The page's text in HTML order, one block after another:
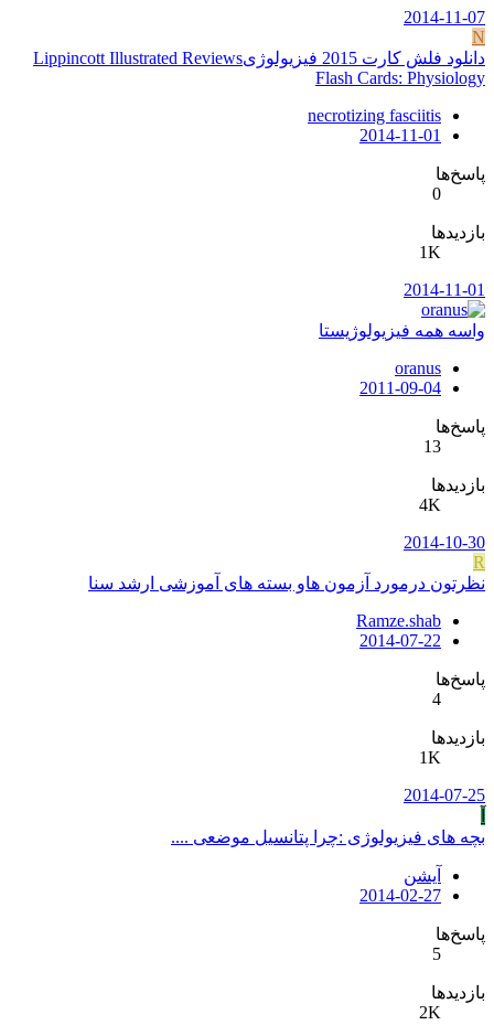
2014-11-07
N
دانلود فلش کارت 2015 فیزیولوژیLippincott Illustrated Reviews
Flash Cards: Physiology
necrotizing fasciitis
2014-11-01
پاسخ‌ها
0
بازدیدها
1K
2014-11-01
واسه همه فیزیولوژیستا
oranus
2011-09-04
پاسخ‌ها
13
بازدیدها
4K
2014-10-30
R
نظرتون درمورد آزمون هاو بسته های آموزشی ارشد سنا
Ramze.shab
2014-07-22
پاسخ‌ها
4
بازدیدها
1K
2014-07-25
بچه های فیزیولوژی :چرا پتانسیل موضعی ....
آیشن
2014-02-27
پاسخ‌ها
5
بازدیدها
2K